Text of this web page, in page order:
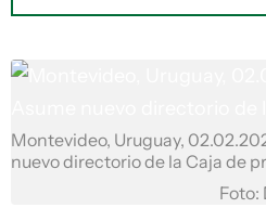
Montevideo, Uruguay,
nuevo directorio de la Caja de
Foto: